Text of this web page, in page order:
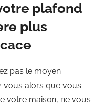
plafond
plus
pas le moyen
vous alors que vous
votre maison, ne vous